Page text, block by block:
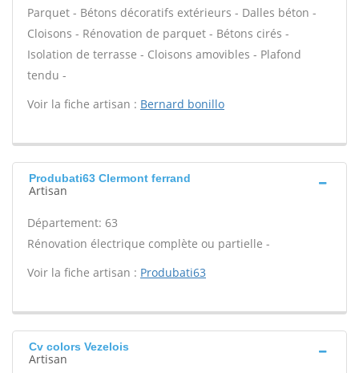
Parquet - Bétons décoratifs extérieurs - Dalles béton -
Cloisons - Rénovation de parquet - Bétons cirés -
Isolation de terrasse - Cloisons amovibles - Plafond
tendu -
Voir la fiche artisan : Bernard bonillo
Produbati63 Clermont ferrand
Artisan
Département: 63
Rénovation électrique complète ou partielle -
Voir la fiche artisan : Produbati63
Cv colors Vezelois
Artisan